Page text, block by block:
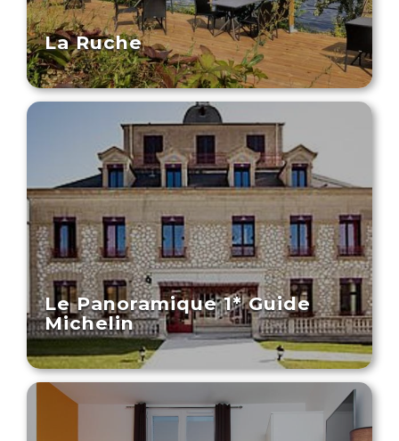
La Ruche
Le Panoramique 1* Guide
Michelin